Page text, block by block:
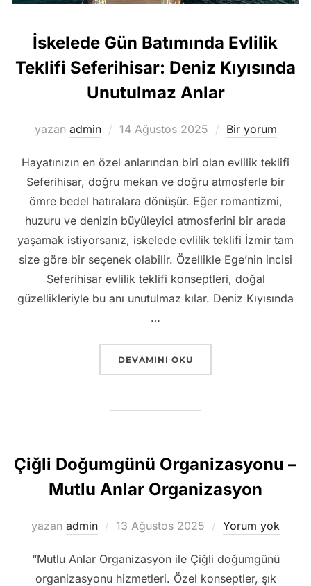
İskelede Gün Batımında Evlilik
Teklifi Seferihisar: Deniz Kıyısında
Unutulmaz Anlar
yazan admin
Yayımlanma
14 Ağustos 2025 Bir yorum
Hayatınızın en özel anlarından biri olan evlilik teklifi
Seferihisar, doğru mekan ve doğru atmosferle bir
ömre bedel hatıralara dönüşür. Eğer romantizmi,
huzuru ve denizin büyüleyici atmosferini bir arada
yaşamak istiyorsanız, iskelede evlilik teklifi İzmir tam
size göre bir seçenek olabilir. Özellikle Ege’nin incisi
Seferihisar evlilik teklifi konseptleri, doğal
güzellikleriyle bu anı unutulmaz kılar. Deniz Kıyısında
…
“İSKELEDE GÜN BATIMINDA EVLILIK
DEVAMINI OKU
Çiğli Doğumgünü Organizasyonu –
Mutlu Anlar Organizasyon
yazan admin
Yayımlanma
13 Ağustos 2025 Yorum yok
“Mutlu Anlar Organizasyon ile Çiğli doğumgünü
organizasyonu hizmetleri. Özel konseptler, şık